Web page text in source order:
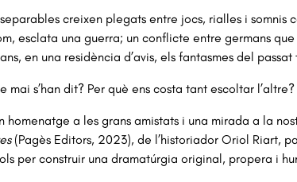
creixen plegats entre jocs, rialles i somnis
esclata una guerra; un conflicte entre germans
en una residència d’avis, els fantasmes del
mai s’han dit? Per què ens costa tant escoltar
homenatge a les grans amistats i una mirada a la
(Pagès Editors, 2023), de l’historiador Oriol Riart,
per construir una dramatúrgia original, propera i